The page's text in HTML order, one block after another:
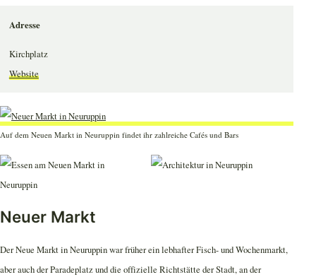
Adresse
Kirchplatz
Website
Auf dem Neuen Markt in Neuruppin findet ihr zahlreiche Cafés und Bars
Neuer Markt
Der Neue Markt in Neuruppin war früher ein lebhafter Fisch- und Wochenmarkt,
aber auch der Paradeplatz und die offizielle Richtstätte der Stadt, an der